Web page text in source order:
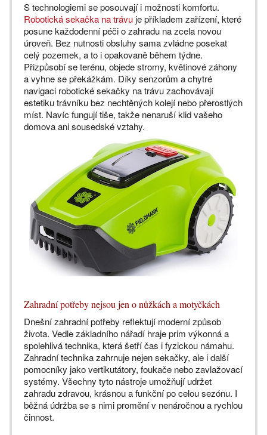
S technologiemi se posouvají i možnosti komfortu.
Robotická sekačka na trávu je příkladem zařízení, které
posune každodenní péči o zahradu na zcela novou
úroveň. Bez nutnosti obsluhy sama zvládne posekat
celý pozemek, a to i opakovaně během týdne.
Přizpůsobí se terénu, objede stromy, květinové záhony
a vyhne se překážkám. Díky senzorům a chytré
navigaci robotické sekačky na trávu zachovávají
estetiku trávníku bez nechtěných kolejí nebo přerostlých
míst. Navíc fungují tiše, takže nenaruší klid vašeho
domova ani sousedské vztahy.
Zahradní potřeby nejsou jen o nůžkách a motyčkách
Dnešní zahradní potřeby reflektují moderní způsob
života. Vedle základního nářadí hraje prim výkonná a
spolehlivá technika, která šetří čas i fyzickou námahu.
Zahradní technika zahrnuje nejen sekačky, ale i další
pomocníky jako vertikutátory, foukače nebo zavlažovací
systémy. Všechny tyto nástroje umožňují udržet
zahradu zdravou, krásnou a funkční po celou sezónu. I
běžná údržba se s nimi promění v nenáročnou a rychlou
činnost.